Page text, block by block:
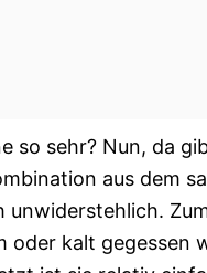
so sehr? Nun, da
aus dem
oder kalt gegessen